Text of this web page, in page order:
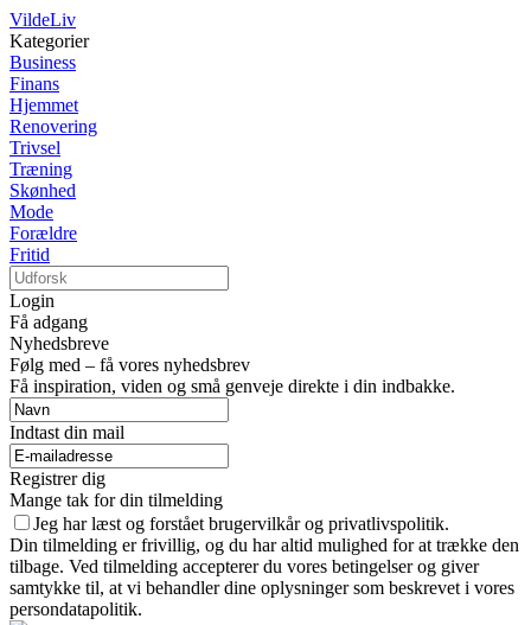
VildeLiv
Kategorier
Business
Finans
Hjemmet
Renovering
Trivsel
Træning
Skønhed
Mode
Forældre
Fritid
Login
Få adgang
Nyhedsbreve
Følg med – få vores nyhedsbrev
Få inspiration, viden og små genveje direkte i din indbakke.
Indtast din mail
Registrer dig
Mange tak for din tilmelding
Jeg har læst og forstået brugervilkår og privatlivspolitik.
Din tilmelding er frivillig, og du har altid mulighed for at trække den
tilbage. Ved tilmelding accepterer du vores betingelser og giver
samtykke til, at vi behandler dine oplysninger som beskrevet i vores
persondatapolitik.